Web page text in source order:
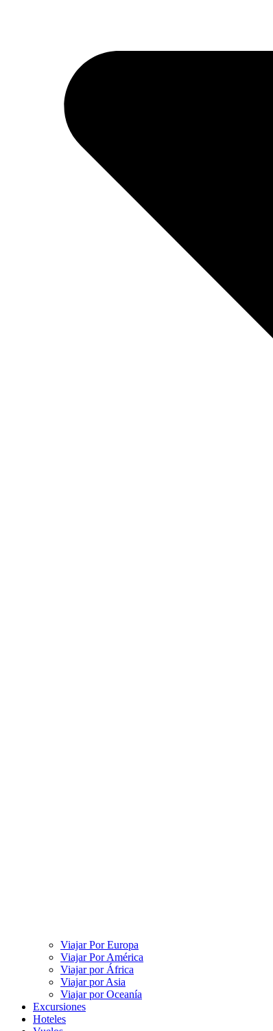
Viajar Por Europa
Viajar Por América
Viajar por África
Viajar por Asia
Viajar por Oceanía
Excursiones
Hoteles